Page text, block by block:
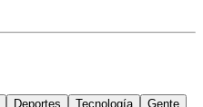
Deportes Tecnología Gente